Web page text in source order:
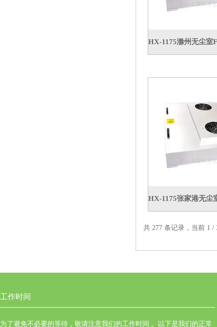
共 277 条记录，当前
工作时间
为了避免不必要的等待，敬请注意我们的工作时间 。以下是我们的正常